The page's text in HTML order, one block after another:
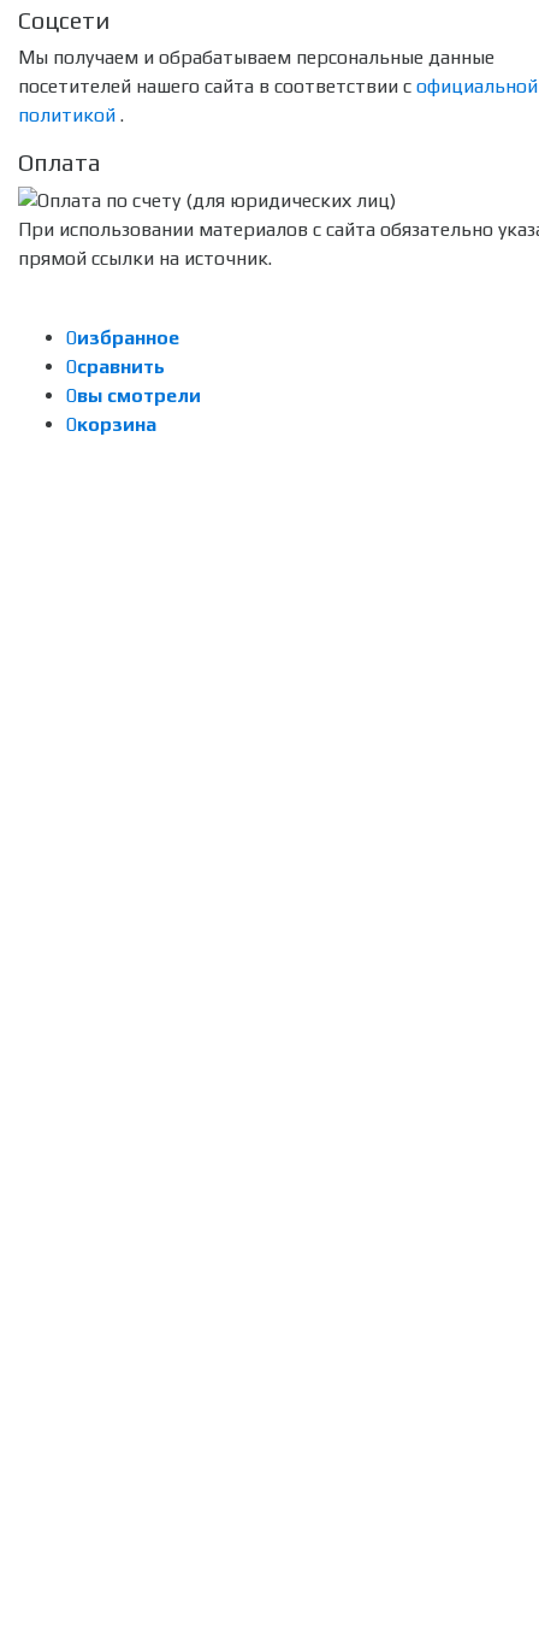
Соцсети
Мы получаем и обрабатываем персональные данные
посетителей нашего сайта в соответствии с официальной
политикой .
Оплата
При использовании материалов с сайта обязательно
прямой ссылки на источник.
0избранное
0сравнить
0вы смотрели
0корзина